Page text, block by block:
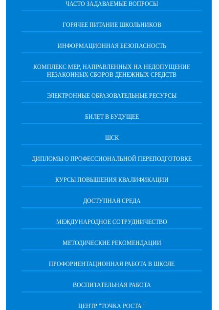
ЧАСТО ЗАДАВАЕМЫЕ ВОПРОСЫ
ГОРЯЧЕЕ ПИТАНИЕ ШКОЛЬНИКОВ
ИНФОРМАЦИОННАЯ БЕЗОПАСНОCТЬ
КОМПЛЕКС МЕР, НАПРАВЛЕННЫХ НА НЕДОПУЩЕНИЕ
НЕЗАКОННЫХ СБОРОВ ДЕНЕЖНЫХ СРЕДСТВ
ЭЛЕКТРОННЫЕ ОБРАЗОВАТЕЛЬНЫЕ РЕСУРСЫ
БИЛЕТ В БУДУЩЕЕ
ШСК
ДИПЛОМЫ О ПРОФЕССИОНАЛЬНОЙ ПЕРЕПОДГОТОВКЕ
КУРСЫ ПОВЫШЕНИЯ КВАЛИФИКАЦИИ
ДОСТУПНАЯ СРЕДА
МЕЖДУНАРОДНОЕ СОТРУДНИЧЕСТВО
МЕТОДИЧЕСКИЕ РЕКОМЕНДАЦИИ
ПРОФОРИЕНТАЦИОННАЯ РАБОТА В ШКОЛЕ
ВОСПИТАТЕЛЬНАЯ РАБОТА
ЦЕНТР "ТОЧКА РОСТА "